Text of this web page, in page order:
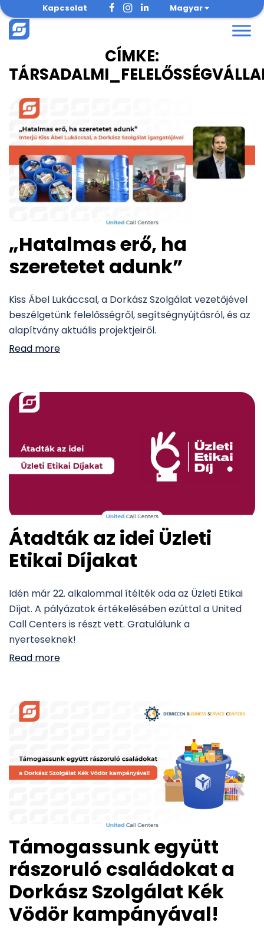
Skip
to
content
Kapcsolat Magyar
CÍMKE:
„Hatalmas erő, ha
szeretetet adunk”
Kiss Ábel Lukáccsal, a Dorkász Szolgálat vezetőjével
beszélgetünk felelősségről, segítségnyújtásról, és az
alapítvány aktuális projektjeiről.
Read more
Átadták az idei Üzleti
Etikai Díjakat
Idén már 22. alkalommal ítélték oda az Üzleti Etikai
Díjat. A pályázatok értékelésében ezúttal a United
Call Centers is részt vett. Gratulálunk a
nyerteseknek!
Read more
Támogassunk együtt
rászoruló családokat a
Dorkász Szolgálat Kék
Vödör kampányával!